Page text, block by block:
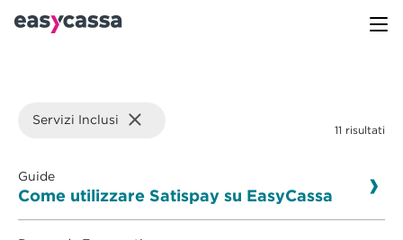
Servizi Inclusi
11 risultati
Guide
Come utilizzare Satispay su EasyCassa